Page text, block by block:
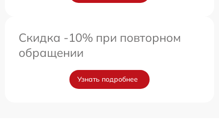
Скидка -10% при повторном
обращении
Узнать подробнее